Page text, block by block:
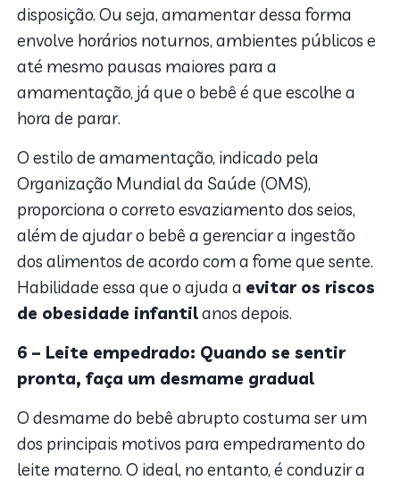
disposição. Ou seja, amamentar dessa forma
envolve horários noturnos, ambientes públicos e
até mesmo pausas maiores para a
amamentação, já que o bebê é que escolhe a
hora de parar.
O estilo de amamentação, indicado pela
Organização Mundial da Saúde (OMS),
proporciona o correto esvaziamento dos seios,
além de ajudar o bebê a gerenciar a ingestão
dos alimentos de acordo com a fome que sente.
Habilidade essa que o ajuda a evitar os riscos
de obesidade infantilanos depois.
6 – Leite empedrado: Quando se sentir
pronta, faça um desmame gradual
O desmame do bebê abrupto costuma ser um
dos principais motivos para empedramento do
leite materno. O ideal, no entanto, é conduzir a